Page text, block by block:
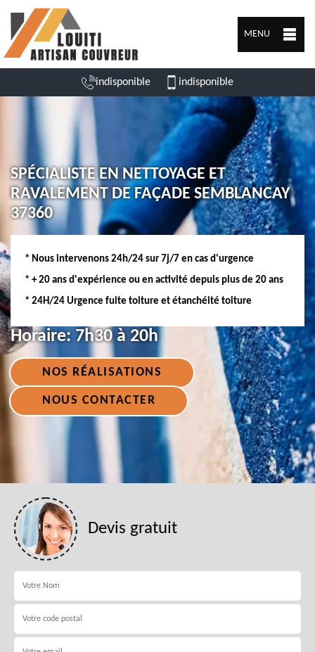
MENU
indisponible indisponible
SPÉCIALISTE EN NETTOYAGE ET
RAVALEMENT DE FAÇADE SEMBLANCAY
37360
* Nous intervenons 24h/24 sur 7j/7 en cas d'urgence
* + 20 ans d'expérience ou en activité depuis plus de 20 ans
* 24H/24 Urgence fuite toiture et étanchéité toiture
Horaire: 7h30 à 20h
NOS RÉALISATIONS
NOUS CONTACTER
Devis gratuit